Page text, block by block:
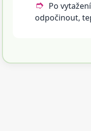
Po
odpočinout,